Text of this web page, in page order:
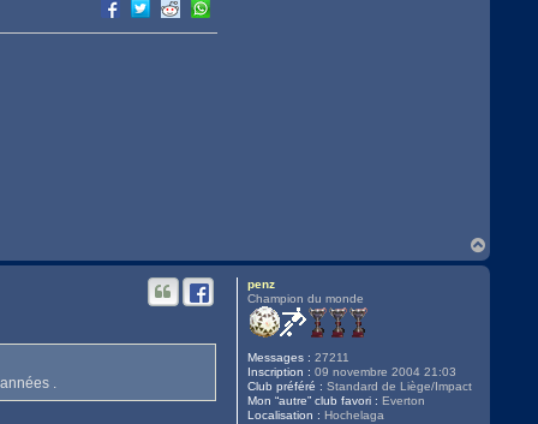
a
penz
Champion du monde
Messages : 27211
Inscription : 09 novembre 2004 21:03
Club préféré : Standard de Liège/Impact
Mon “autre” club favori : Everton
Localisation : Hochelaga
.